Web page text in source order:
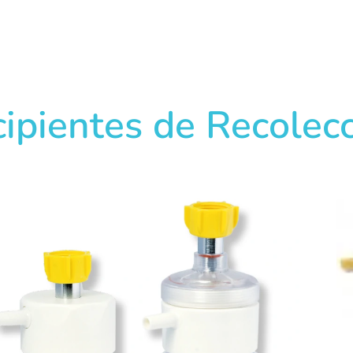
de